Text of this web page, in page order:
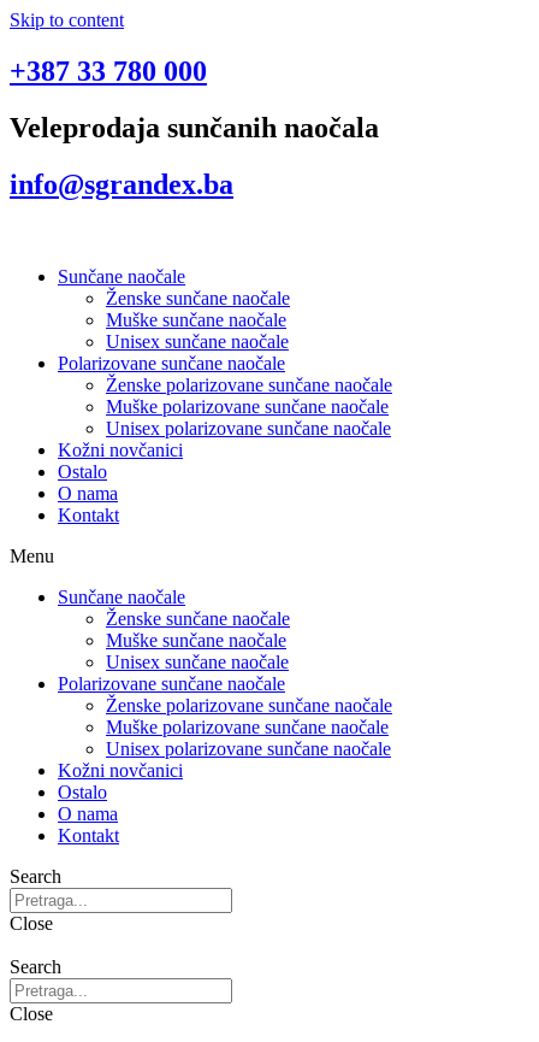
Skip to content
+387 33 780 000
Veleprodaja sunčanih naočala
info@sgrandex.ba
Sunčane naočale
Ženske sunčane naočale
Muške sunčane naočale
Unisex sunčane naočale
Polarizovane sunčane naočale
Ženske polarizovane sunčane naočale
Muške polarizovane sunčane naočale
Unisex polarizovane sunčane naočale
Kožni novčanici
Ostalo
O nama
Kontakt
Menu
Sunčane naočale
Ženske sunčane naočale
Muške sunčane naočale
Unisex sunčane naočale
Polarizovane sunčane naočale
Ženske polarizovane sunčane naočale
Muške polarizovane sunčane naočale
Unisex polarizovane sunčane naočale
Kožni novčanici
Ostalo
O nama
Kontakt
Search
Close
Search
Close